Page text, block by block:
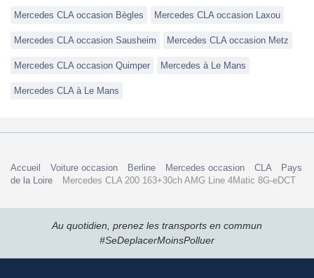
Mercedes CLA occasion Bègles Mercedes CLA occasion Laxou
Mercedes CLA occasion Sausheim Mercedes CLA occasion Metz
Mercedes CLA occasion Quimper Mercedes à Le Mans
Mercedes CLA à Le Mans
Accueil Voiture occasion Berline Mercedes occasion CLA
Pays
de la Loire
Mercedes CLA 200 163+30ch AMG Line 4Matic 8G-eDCT
Au quotidien, prenez les transports en commun
#SeDeplacerMoinsPolluer